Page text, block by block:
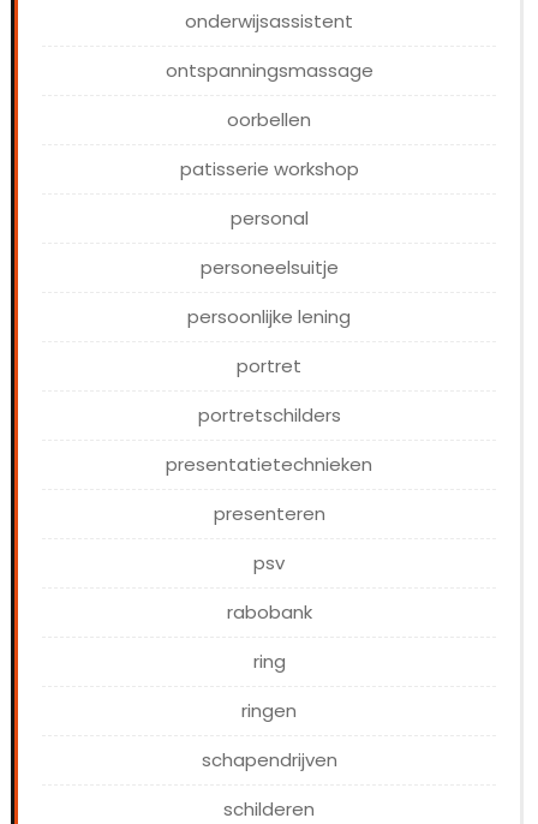
onderwijsassistent
ontspanningsmassage
oorbellen
patisserie workshop
personal
personeelsuitje
persoonlijke lening
portret
portretschilders
presentatietechnieken
presenteren
psv
rabobank
ring
ringen
schapendrijven
schilderen